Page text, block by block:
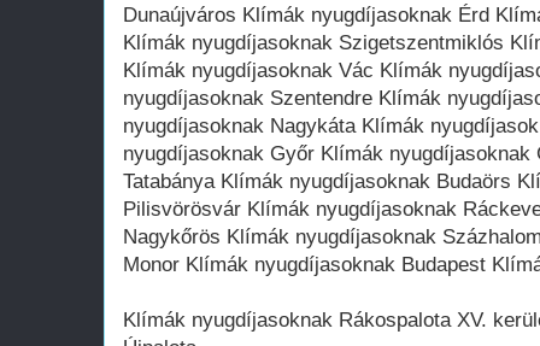
Dunaújváros Klímák nyugdíjasoknak Érd
Klímák nyugdíjasoknak Szigetszentmiklós
Klímák nyugdíjasoknak Vác Klímák
nyugdíjasoknak Szentendre Klímák
nyugdíjasoknak Nagykáta Klímák
nyugdíjasoknak Győr Klímák
Tatabánya Klímák nyugdíjasoknak Budaörs
Pilisvörösvár Klímák nyugdíjasoknak
Nagykőrös Klímák nyugdíjasoknak
Monor Klímák nyugdíjasoknak Budapest
Klímák nyugdíjasoknak Rákospalota XV.